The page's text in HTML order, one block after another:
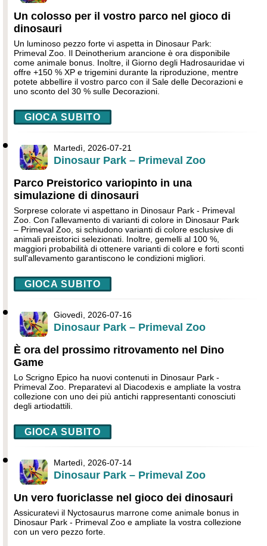
Un colosso per il vostro parco nel gioco di
dinosauri
Un luminoso pezzo forte vi aspetta in Dinosaur Park:
Primeval Zoo. Il Deinotherium arancione è ora disponibile
come animale bonus. Inoltre, il Giorno degli Hadrosauridae vi
offre +150 % XP e trigemini durante la riproduzione, mentre
potete abbellire il vostro parco con il Sale delle Decorazioni e
uno sconto del 30 % sulle Decorazioni.
GIOCA SUBITO
Martedì, 2026-07-21
Dinosaur Park – Primeval Zoo
Parco Preistorico variopinto in una
simulazione di dinosauri
Sorprese colorate vi aspettano in Dinosaur Park - Primeval
Zoo. Con l'allevamento di varianti di colore in Dinosaur Park
– Primeval Zoo, si schiudono varianti di colore esclusive di
animali preistorici selezionati. Inoltre, gemelli al 100 %,
maggiori probabilità di ottenere varianti di colore e forti sconti
sull'allevamento garantiscono le condizioni migliori.
GIOCA SUBITO
Giovedì, 2026-07-16
Dinosaur Park – Primeval Zoo
È ora del prossimo ritrovamento nel Dino
Game
Lo Scrigno Epico ha nuovi contenuti in Dinosaur Park -
Primeval Zoo. Preparatevi al Diacodexis e ampliate la vostra
collezione con uno dei più antichi rappresentanti conosciuti
degli artiodattili.
GIOCA SUBITO
Martedì, 2026-07-14
Dinosaur Park – Primeval Zoo
Un vero fuoriclasse nel gioco dei dinosauri
Assicuratevi il Nyctosaurus marrone come animale bonus in
Dinosaur Park - Primeval Zoo e ampliate la vostra collezione
con un vero pezzo forte.